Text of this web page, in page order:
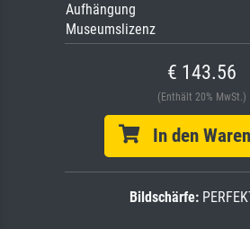
Aufhängung
Museumslizenz
€ 143.56
(Enthält 20% MwSt.)
In den
Bildschärfe: